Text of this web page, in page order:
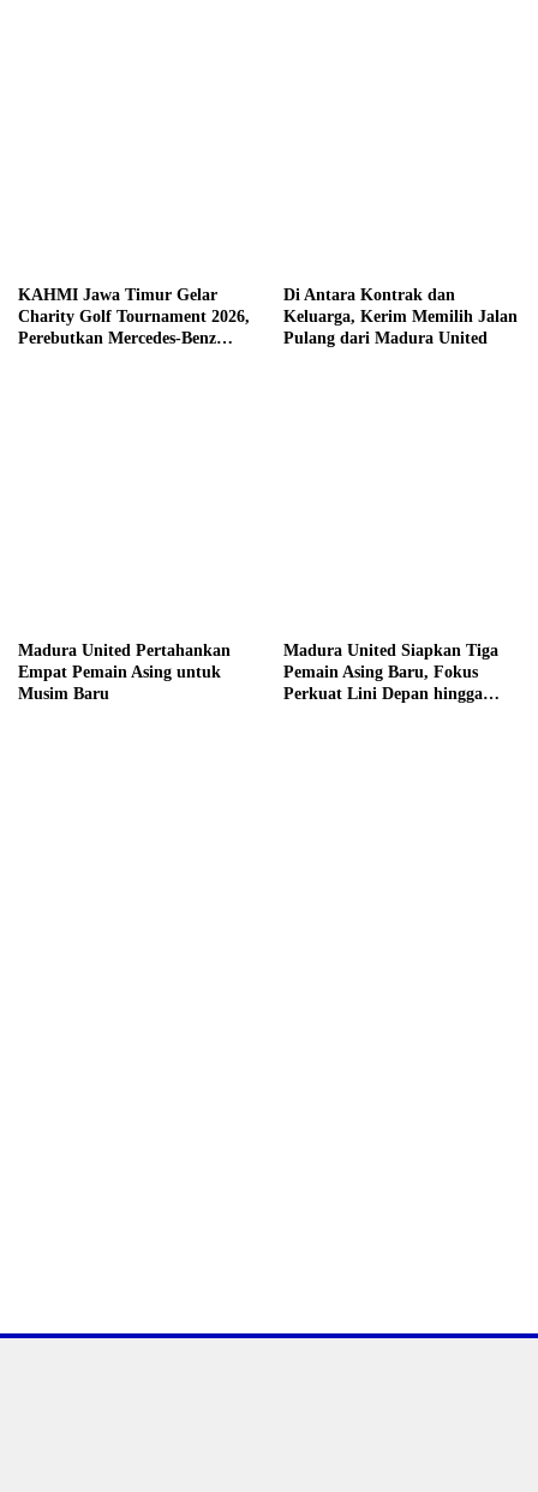
KAHMI Jawa Timur Gelar
Charity Golf Tournament 2026,
Perebutkan Mercedes-Benz
Di Antara Kontrak dan
Keluarga, Kerim Memilih Jalan
Pulang dari Madura United
Madura United Pertahankan
Empat Pemain Asing untuk
Musim Baru
Madura United Siapkan Tiga
Pemain Asing Baru, Fokus
Perkuat Lini Depan hingga